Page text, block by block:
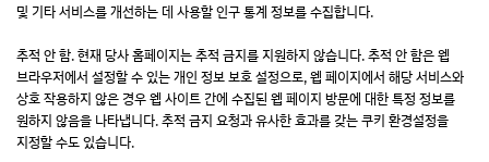
및 기타 서비스를 개선하는 데 사용할 인구 통계 정보를 수집합니다.
추적 안 함. 현재 당사 홈페이지는 추적 금지를 지원하지 않습니다. 추적 안 함은 웹
브라우저에서 설정할 수 있는 개인 정보 보호 설정으로, 웹 페이지에서 해당 서비스와
상호 작용하지 않은 경우 웹 사이트 간에 수집된 웹 페이지 방문에 대한 특정 정보를
원하지 않음을 나타냅니다. 추적 금지 요청과 유사한 효과를 갖는 쿠키 환경설정을
지정할 수도 있습니다.